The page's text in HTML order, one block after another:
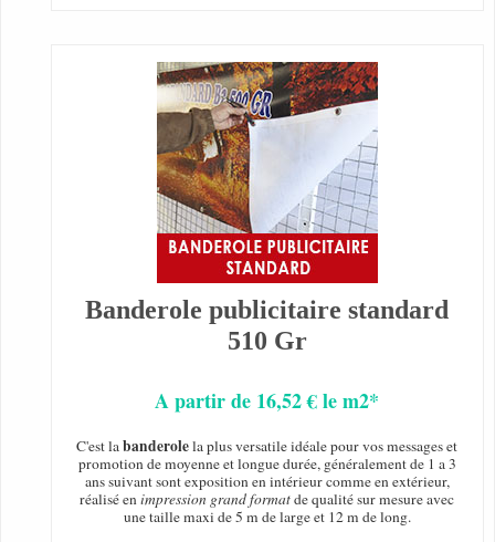
Banderole publicitaire standard
510 Gr
A partir de 16,52 € le m2*
C'est labanderolela plus versatile idéale pour vos messages et
promotion de moyenne et longue durée, généralement de 1 a 3
ans suivant sont exposition en intérieur comme en extérieur,
réalisé enimpression grand formatde qualité sur mesure avec
une taille maxi de 5 m de large et 12 m de long.